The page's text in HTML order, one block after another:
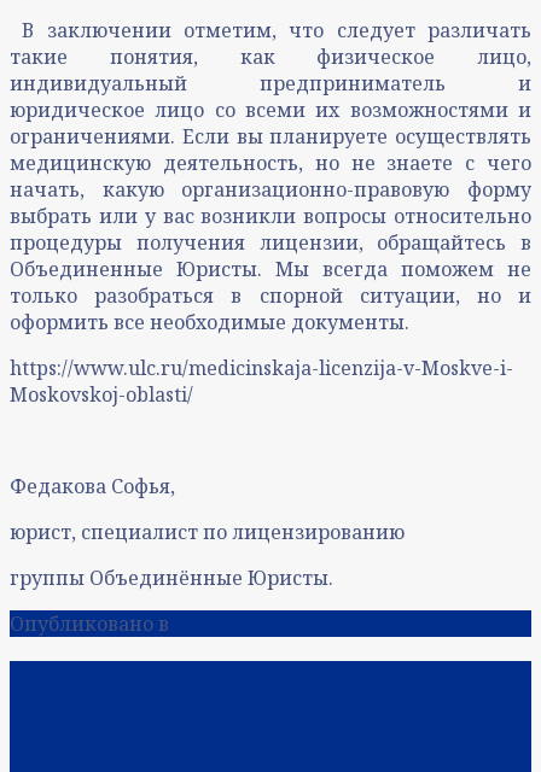
В заключении отметим, что следует различать
такие понятия, как физическое лицо,
индивидуальный предприниматель и
юридическое лицо со всеми их возможностями и
ограничениями. Если вы планируете осуществлять
медицинскую деятельность, но не знаете с чего
начать, какую организационно-правовую форму
выбрать или у вас возникли вопросы относительно
процедуры получения лицензии, обращайтесь в
Объединенные Юристы. Мы всегда поможем не
только разобраться в спорной ситуации, но и
оформить все необходимые документы.
https://www.ulc.ru/medicinskaja-licenzija-v-Moskve-i-
Moskovskoj-oblasti/
Федакова Софья,
юрист, специалист по лицензированию
группы Объединённые Юристы.
Опубликовано в